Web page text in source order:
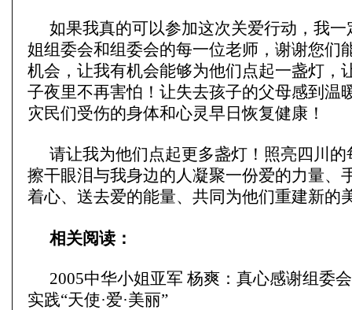
如果我真的可以参加这次关爱行动，我
姐组委会和组委会的每一位老师，谢谢您们
机会，让我有机会能够为他们点起一盏灯，
子夜里不再害怕！让失去孩子的父母感到温
灾民们受伤的身体和心灵早日恢复健康！
请让我为他们点起更多盏灯！照亮四川
擦干眼泪与我身边的人凝聚一份爱的力量、
着心、送去爱的能量、共同为他们重建新的
相关阅读：
2005中华小姐亚军 杨爽：真心感谢组委
实践“天使·爱·美丽”